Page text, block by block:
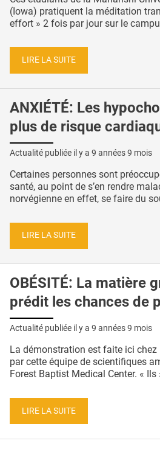
(Iowa) pratiquent la méditation
effort » 2 fois par jour sur le
LIRE LA SUITE
ANXIÉTÉ: Les
plus de risque
Actualité publiée il y a 9 années 9 mois
Certaines personnes sont
santé, au point de s’en rendre
norvégienne en effet, se faire du
LIRE LA SUITE
OBÉSITÉ: La matière
prédit les chances de
Actualité publiée il y a 9 années 9 mois
La démonstration est faite ici chez
par cette équipe de scientifiques
Forest Baptist Medical Center. « Ils
LIRE LA SUITE